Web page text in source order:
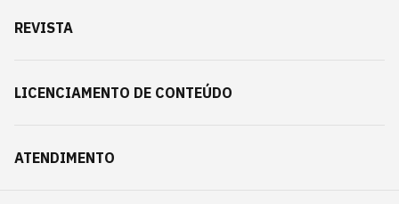
REVISTA
LICENCIAMENTO DE CONTEÚDO
ATENDIMENTO